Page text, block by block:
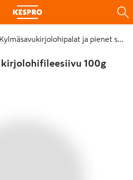
Kylmäsavukirjolohipalat ja pienet siivupaketit
kirjolohifileesiivu 100g